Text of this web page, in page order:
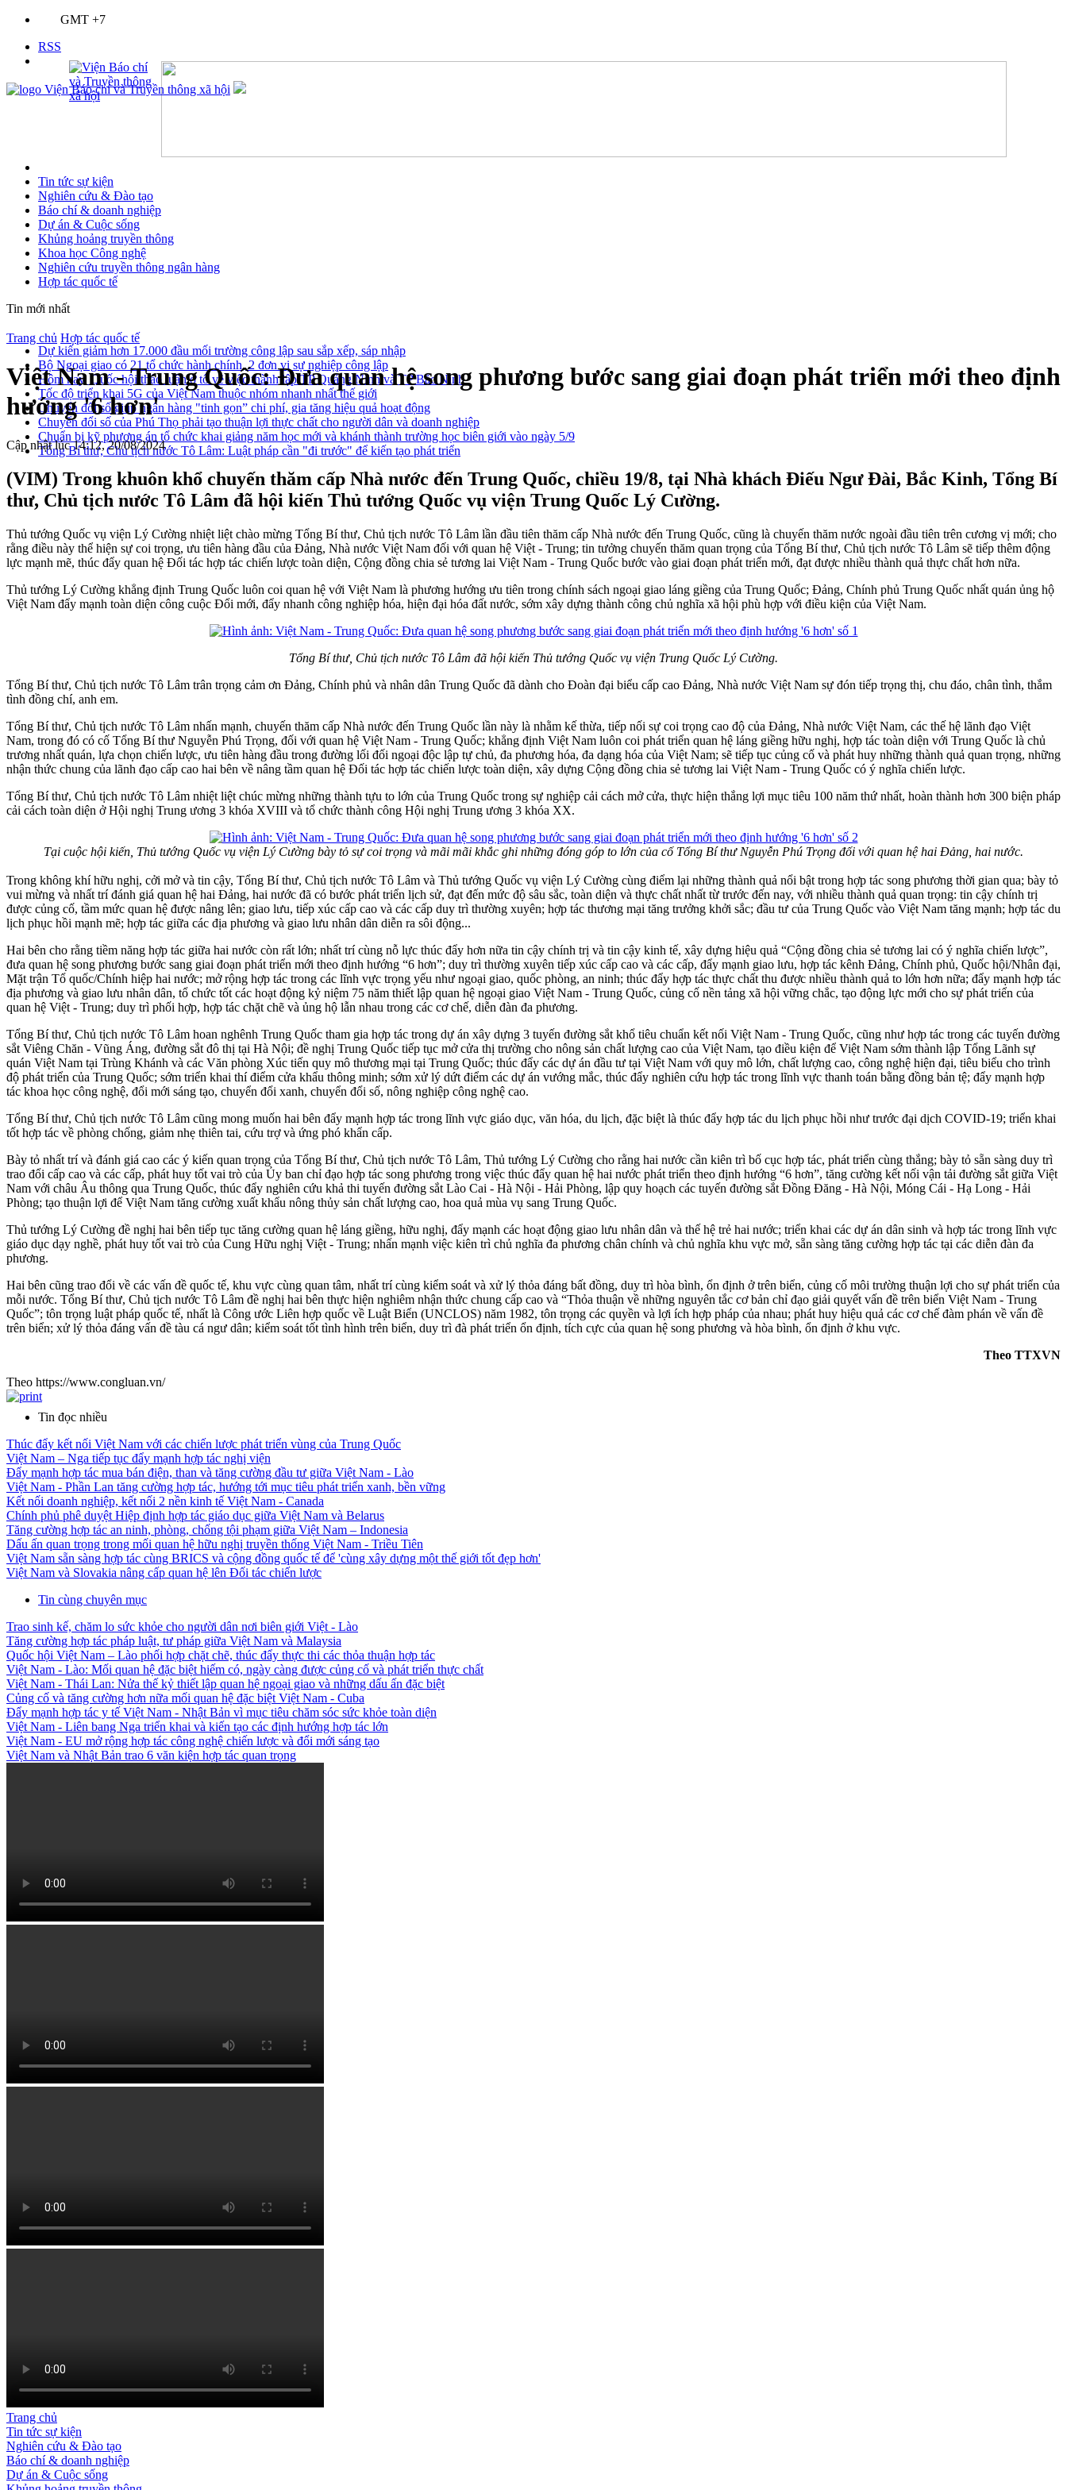
GMT +7
RSS
Tin tức sự kiện
Nghiên cứu & Đào tạo
Báo chí & doanh nghiệp
Dự án & Cuộc sống
Khủng hoảng truyền thông
Khoa học Công nghệ
Nghiên cứu truyền thông ngân hàng
Hợp tác quốc tế
Tin mới nhất
Dự kiến giảm hơn 17.000 đầu mối trường công lập sau sắp xếp, sáp nhập
Bộ Ngoại giao có 21 tổ chức hành chính, 2 đơn vị sự nghiệp công lập
Hôm nay, Quốc hội thảo luận ở tổ về việc thành lập TP Quảng Ninh và TP Bắc Ninh
Tốc độ triển khai 5G của Việt Nam thuộc nhóm nhanh nhất thế giới
Chuyển đổi số giúp ngân hàng "tinh gọn” chi phí, gia tăng hiệu quả hoạt động
Chuyển đổi số của Phú Thọ phải tạo thuận lợi thực chất cho người dân và doanh nghiệp
Chuẩn bị kỹ phương án tổ chức khai giảng năm học mới và khánh thành trường học biên giới vào ngày 5/9
Tổng Bí thư, Chủ tịch nước Tô Lâm: Luật pháp cần "đi trước" để kiến tạo phát triển
Trang chủ Hợp tác quốc tế
Việt Nam - Trung Quốc: Đưa quan hệ song phương bước sang giai đoạn phát triển mới theo định
hướng '6 hơn'
Cập nhật lúc 14:12, 20/08/2024
(VIM) Trong khuôn khổ chuyến thăm cấp Nhà nước đến Trung Quốc, chiều 19/8, tại Nhà khách Điếu Ngư Đài, Bắc Kinh, Tổng Bí
thư, Chủ tịch nước Tô Lâm đã hội kiến Thủ tướng Quốc vụ viện Trung Quốc Lý Cường.
Thủ tướng Quốc vụ viện Lý Cường nhiệt liệt chào mừng Tổng Bí thư, Chủ tịch nước Tô Lâm lần đầu tiên thăm cấp Nhà nước đến Trung Quốc, cũng là chuyến thăm nước ngoài đầu tiên trên cương vị mới; cho
rằng điều này thể hiện sự coi trọng, ưu tiên hàng đầu của Đảng, Nhà nước Việt Nam đối với quan hệ Việt - Trung; tin tưởng chuyến thăm quan trọng của Tổng Bí thư, Chủ tịch nước Tô Lâm sẽ tiếp thêm động
lực mạnh mẽ, thúc đẩy quan hệ Đối tác hợp tác chiến lược toàn diện, Cộng đồng chia sẻ tương lai Việt Nam - Trung Quốc bước vào giai đoạn phát triển mới, đạt được nhiều thành quả thực chất hơn nữa.
Thủ tướng Lý Cường khẳng định Trung Quốc luôn coi quan hệ với Việt Nam là phương hướng ưu tiên trong chính sách ngoại giao láng giềng của Trung Quốc; Đảng, Chính phủ Trung Quốc nhất quán ủng hộ
Việt Nam đẩy mạnh toàn diện công cuộc Đổi mới, đẩy nhanh công nghiệp hóa, hiện đại hóa đất nước, sớm xây dựng thành công chủ nghĩa xã hội phù hợp với điều kiện của Việt Nam.
Tổng Bí thư, Chủ tịch nước Tô Lâm đã hội kiến Thủ tướng Quốc vụ viện Trung Quốc Lý Cường.
Tổng Bí thư, Chủ tịch nước Tô Lâm trân trọng cảm ơn Đảng, Chính phủ và nhân dân Trung Quốc đã dành cho Đoàn đại biểu cấp cao Đảng, Nhà nước Việt Nam sự đón tiếp trọng thị, chu đáo, chân tình, thắm
tình đồng chí, anh em.
Tổng Bí thư, Chủ tịch nước Tô Lâm nhấn mạnh, chuyến thăm cấp Nhà nước đến Trung Quốc lần này là nhằm kế thừa, tiếp nối sự coi trọng cao độ của Đảng, Nhà nước Việt Nam, các thế hệ lãnh đạo Việt
Nam, trong đó có cố Tổng Bí thư Nguyễn Phú Trọng, đối với quan hệ Việt Nam - Trung Quốc; khẳng định Việt Nam luôn coi phát triển quan hệ láng giềng hữu nghị, hợp tác toàn diện với Trung Quốc là chủ
trương nhất quán, lựa chọn chiến lược, ưu tiên hàng đầu trong đường lối đối ngoại độc lập tự chủ, đa phương hóa, đa dạng hóa của Việt Nam; sẽ tiếp tục củng cố và phát huy những thành quả quan trọng, những
nhận thức chung của lãnh đạo cấp cao hai bên về nâng tầm quan hệ Đối tác hợp tác chiến lược toàn diện, xây dựng Cộng đồng chia sẻ tương lai Việt Nam - Trung Quốc có ý nghĩa chiến lược.
Tổng Bí thư, Chủ tịch nước Tô Lâm nhiệt liệt chúc mừng những thành tựu to lớn của Trung Quốc trong sự nghiệp cải cách mở cửa, thực hiện thắng lợi mục tiêu 100 năm thứ nhất, hoàn thành hơn 300 biện pháp
cải cách toàn diện ở Hội nghị Trung ương 3 khóa XVIII và tổ chức thành công Hội nghị Trung ương 3 khóa XX.
Tại cuộc hội kiến, Thủ tướng Quốc vụ viện Lý Cường bày tỏ sự coi trọng và mãi mãi khắc ghi những đóng góp to lớn của cố Tổng Bí thư Nguyễn Phú Trọng đối với quan hệ hai Đảng, hai nước.
Trong không khí hữu nghị, cởi mở và tin cậy, Tổng Bí thư, Chủ tịch nước Tô Lâm và Thủ tướng Quốc vụ viện Lý Cường cùng điểm lại những thành quả nổi bật trong hợp tác song phương thời gian qua; bày tỏ
vui mừng và nhất trí đánh giá quan hệ hai Đảng, hai nước đã có bước phát triển lịch sử, đạt đến mức độ sâu sắc, toàn diện và thực chất nhất từ trước đến nay, với nhiều thành quả quan trọng: tin cậy chính trị
được củng cố, tầm mức quan hệ được nâng lên; giao lưu, tiếp xúc cấp cao và các cấp duy trì thường xuyên; hợp tác thương mại tăng trưởng khởi sắc; đầu tư của Trung Quốc vào Việt Nam tăng mạnh; hợp tác du
lịch phục hồi mạnh mẽ; hợp tác giữa các địa phương và giao lưu nhân dân diễn ra sôi động...
Hai bên cho rằng tiềm năng hợp tác giữa hai nước còn rất lớn; nhất trí cùng nỗ lực thúc đẩy hơn nữa tin cậy chính trị và tin cậy kinh tế, xây dựng hiệu quả “Cộng đồng chia sẻ tương lai có ý nghĩa chiến lược”,
đưa quan hệ song phương bước sang giai đoạn phát triển mới theo định hướng “6 hơn”; duy trì thường xuyên tiếp xúc cấp cao và các cấp, đẩy mạnh giao lưu, hợp tác kênh Đảng, Chính phủ, Quốc hội/Nhân đại,
Mặt trận Tổ quốc/Chính hiệp hai nước; mở rộng hợp tác trong các lĩnh vực trọng yếu như ngoại giao, quốc phòng, an ninh; thúc đẩy hợp tác thực chất thu được nhiều thành quả to lớn hơn nữa; đẩy mạnh hợp tác
địa phương và giao lưu nhân dân, tổ chức tốt các hoạt động kỷ niệm 75 năm thiết lập quan hệ ngoại giao Việt Nam - Trung Quốc, củng cố nền tảng xã hội vững chắc, tạo động lực mới cho sự phát triển của
quan hệ Việt - Trung; duy trì phối hợp, hợp tác chặt chẽ và ủng hộ lẫn nhau trong các cơ chế, diễn đàn đa phương.
Tổng Bí thư, Chủ tịch nước Tô Lâm hoan nghênh Trung Quốc tham gia hợp tác trong dự án xây dựng 3 tuyến đường sắt khổ tiêu chuẩn kết nối Việt Nam - Trung Quốc, cũng như hợp tác trong các tuyến đường
sắt Viêng Chăn - Vũng Áng, đường sắt đô thị tại Hà Nội; đề nghị Trung Quốc tiếp tục mở cửa thị trường cho nông sản chất lượng cao của Việt Nam, tạo điều kiện để Việt Nam sớm thành lập Tổng Lãnh sự
quán Việt Nam tại Trùng Khánh và các Văn phòng Xúc tiến quy mô thương mại tại Trung Quốc; thúc đẩy các dự án đầu tư tại Việt Nam với quy mô lớn, chất lượng cao, công nghệ hiện đại, tiêu biểu cho trình
độ phát triển của Trung Quốc; sớm triển khai thí điểm cửa khẩu thông minh; sớm xử lý dứt điểm các dự án vướng mắc, thúc đẩy nghiên cứu hợp tác trong lĩnh vực thanh toán bằng đồng bản tệ; đẩy mạnh hợp
tác khoa học công nghệ, đổi mới sáng tạo, chuyển đổi xanh, chuyển đổi số, nông nghiệp công nghệ cao.
Tổng Bí thư, Chủ tịch nước Tô Lâm cũng mong muốn hai bên đẩy mạnh hợp tác trong lĩnh vực giáo dục, văn hóa, du lịch, đặc biệt là thúc đẩy hợp tác du lịch phục hồi như trước đại dịch COVID-19; triển khai
tốt hợp tác về phòng chống, giảm nhẹ thiên tai, cứu trợ và ứng phó khẩn cấp.
Bày tỏ nhất trí và đánh giá cao các ý kiến quan trọng của Tổng Bí thư, Chủ tịch nước Tô Lâm, Thủ tướng Lý Cường cho rằng hai nước cần kiên trì bố cục hợp tác, phát triển cùng thắng; bày tỏ sẵn sàng duy trì
trao đổi cấp cao và các cấp, phát huy tốt vai trò của Ủy ban chỉ đạo hợp tác song phương trong việc thúc đẩy quan hệ hai nước phát triển theo định hướng “6 hơn”, tăng cường kết nối vận tải đường sắt giữa Việt
Nam với châu Âu thông qua Trung Quốc, thúc đẩy nghiên cứu khả thi tuyến đường sắt Lào Cai - Hà Nội - Hải Phòng, lập quy hoạch các tuyến đường sắt Đồng Đăng - Hà Nội, Móng Cái - Hạ Long - Hải
Phòng; tạo thuận lợi để Việt Nam tăng cường xuất khẩu nông thủy sản chất lượng cao, hoa quả mùa vụ sang Trung Quốc.
Thủ tướng Lý Cường đề nghị hai bên tiếp tục tăng cường quan hệ láng giềng, hữu nghị, đẩy mạnh các hoạt động giao lưu nhân dân và thế hệ trẻ hai nước; triển khai các dự án dân sinh và hợp tác trong lĩnh vực
giáo dục dạy nghề, phát huy tốt vai trò của Cung Hữu nghị Việt - Trung; nhấn mạnh việc kiên trì chủ nghĩa đa phương chân chính và chủ nghĩa khu vực mở, sẵn sàng tăng cường hợp tác tại các diễn đàn đa
phương.
Hai bên cũng trao đổi về các vấn đề quốc tế, khu vực cùng quan tâm, nhất trí cùng kiểm soát và xử lý thỏa đáng bất đồng, duy trì hòa bình, ổn định ở trên biển, củng cố môi trường thuận lợi cho sự phát triển của
mỗi nước. Tổng Bí thư, Chủ tịch nước Tô Lâm đề nghị hai bên thực hiện nghiêm nhận thức chung cấp cao và “Thỏa thuận về những nguyên tắc cơ bản chỉ đạo giải quyết vấn đề trên biển Việt Nam - Trung
Quốc”; tôn trọng luật pháp quốc tế, nhất là Công ước Liên hợp quốc về Luật Biển (UNCLOS) năm 1982, tôn trọng các quyền và lợi ích hợp pháp của nhau; phát huy hiệu quả các cơ chế đàm phán về vấn đề
trên biển; xử lý thỏa đáng vấn đề tàu cá ngư dân; kiểm soát tốt tình hình trên biển, duy trì đà phát triển ổn định, tích cực của quan hệ song phương và hòa bình, ổn định ở khu vực.
Theo TTXVN
Theo https://www.congluan.vn/
Tin đọc nhiều
Thúc đẩy kết nối Việt Nam với các chiến lược phát triển vùng của Trung Quốc
Việt Nam – Nga tiếp tục đẩy mạnh hợp tác nghị viện
Đẩy mạnh hợp tác mua bán điện, than và tăng cường đầu tư giữa Việt Nam - Lào
Việt Nam - Phần Lan tăng cường hợp tác, hướng tới mục tiêu phát triển xanh, bền vững
Kết nối doanh nghiệp, kết nối 2 nền kinh tế Việt Nam - Canada
Chính phủ phê duyệt Hiệp định hợp tác giáo dục giữa Việt Nam và Belarus
Tăng cường hợp tác an ninh, phòng, chống tội phạm giữa Việt Nam – Indonesia
Dấu ấn quan trọng trong mối quan hệ hữu nghị truyền thống Việt Nam - Triều Tiên
Việt Nam sẵn sàng hợp tác cùng BRICS và cộng đồng quốc tế để 'cùng xây dựng một thế giới tốt đẹp hơn'
Việt Nam và Slovakia nâng cấp quan hệ lên Đối tác chiến lược
Tin cùng chuyên mục
Trao sinh kế, chăm lo sức khỏe cho người dân nơi biên giới Việt - Lào
Tăng cường hợp tác pháp luật, tư pháp giữa Việt Nam và Malaysia
Quốc hội Việt Nam – Lào phối hợp chặt chẽ, thúc đẩy thực thi các thỏa thuận hợp tác
Việt Nam - Lào: Mối quan hệ đặc biệt hiếm có, ngày càng được củng cố và phát triển thực chất
Việt Nam - Thái Lan: Nửa thế kỷ thiết lập quan hệ ngoại giao và những dấu ấn đặc biệt
Củng cố và tăng cường hơn nữa mối quan hệ đặc biệt Việt Nam - Cuba
Đẩy mạnh hợp tác y tế Việt Nam - Nhật Bản vì mục tiêu chăm sóc sức khỏe toàn diện
Việt Nam - Liên bang Nga triển khai và kiến tạo các định hướng hợp tác lớn
Việt Nam - EU mở rộng hợp tác công nghệ chiến lược và đổi mới sáng tạo
Việt Nam và Nhật Bản trao 6 văn kiện hợp tác quan trọng
Trang chủ
Tin tức sự kiện
Nghiên cứu & Đào tạo
Báo chí & doanh nghiệp
Dự án & Cuộc sống